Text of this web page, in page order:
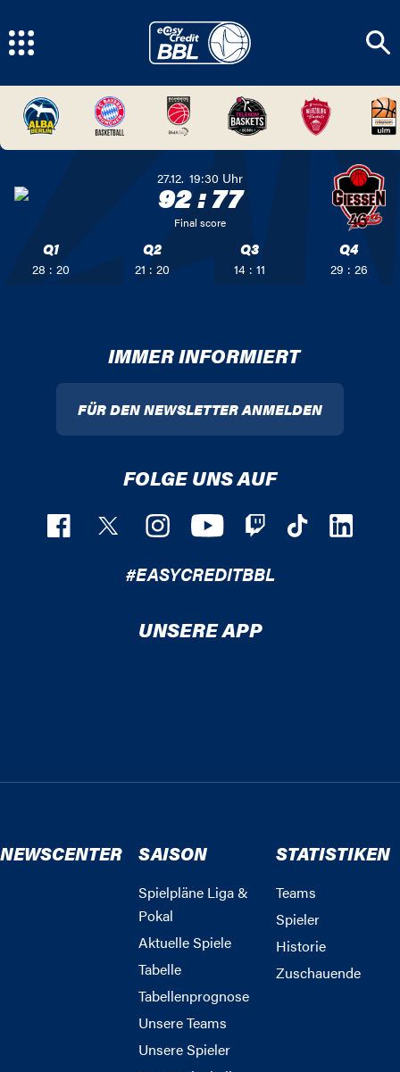
27.12. 19:30 Uhr
92:77
Final score
Q1
28 : 20
Q2
21 : 20
Q3
14 : 11
Q4
29 : 26
IMMER INFORMIERT
FÜR DEN NEWSLETTER ANMELDEN
FOLGE UNS AUF
#EASYCREDITBBL
UNSERE APP
NEWSCENTER SAISON
Spielpläne Liga &
Pokal
Aktuelle Spiele
Tabelle
Tabellenprognose
Unsere Teams
Unsere Spieler
STATISTIKEN
Teams
Spieler
Historie
Zuschauende